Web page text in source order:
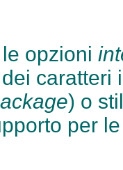
opzioni
caratteri
) o
per